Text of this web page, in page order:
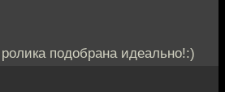
подобрана идеально!:)